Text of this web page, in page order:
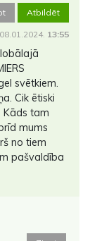
Atbildēt
08.01.2024. 13:55
svētkiem.
Cik ētiski
Kāds tam
mums
no tiem
pašvaldība